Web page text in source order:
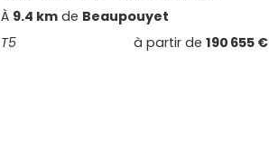
À 9.4 km de Beaupouyet
T5
à partir de 190 655 €